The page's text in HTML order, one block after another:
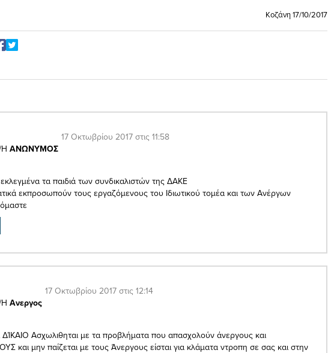
Κοζάνη 17/10/2017
ΑΝΩΝΥΜΟΣ
17 Οκτωβρίου 2017 στις 11:58
τα παιδιά των συνδικαλιστών της ΔΑΚΕ
εκπροσωπούν τους εργαζόμενους του Ιδιωτικού τομέα και των Ανέργων
Ανεργος
17 Οκτωβρίου 2017 στις 12:14
ΔΊΚΑΙΟ Ασχωλιθηται με τα προβλήματα που απασχολούν άνεργους και
και μην παίζεται με τους Άνεργους είσται για κλάματα ντροπη σε σας και στην